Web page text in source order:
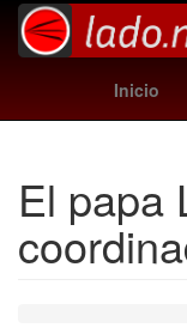
Inicio
El papa